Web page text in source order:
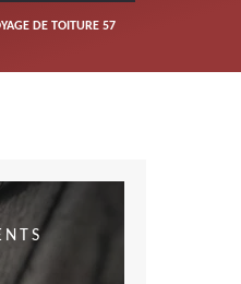
DE TOITURE 57